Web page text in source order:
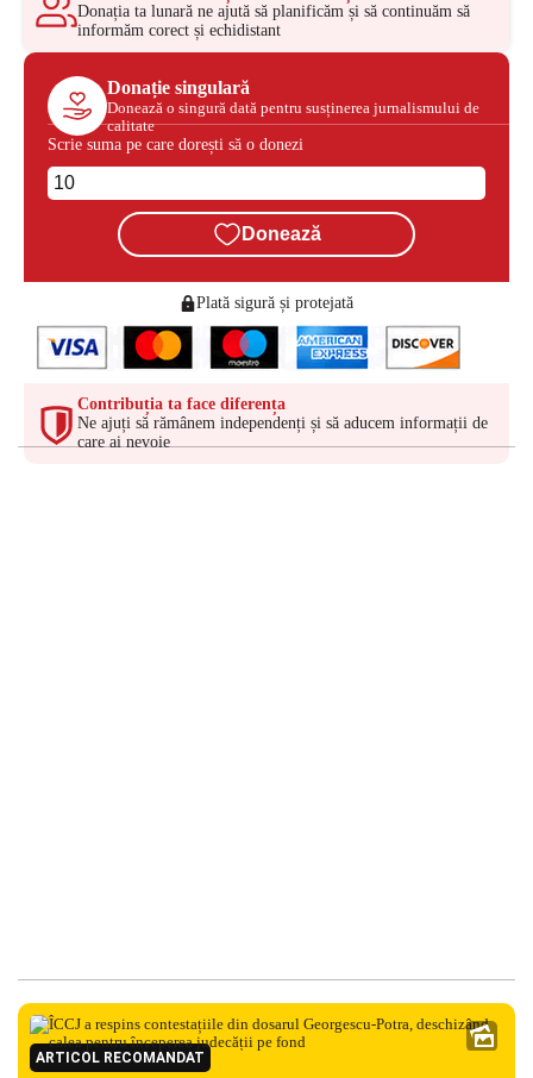
Donația ta lunară ne ajută să planificăm și să continuăm să
informăm corect și echidistant
Donație singulară
Donează o singură dată pentru susținerea jurnalismului de
calitate
Scrie suma pe care dorești să o donezi
Donează
Plată sigură și protejată
Contribuția ta face diferența
Ne ajuți să rămânem independenți și să aducem informații de
care ai nevoie
ARTICOL RECOMANDAT